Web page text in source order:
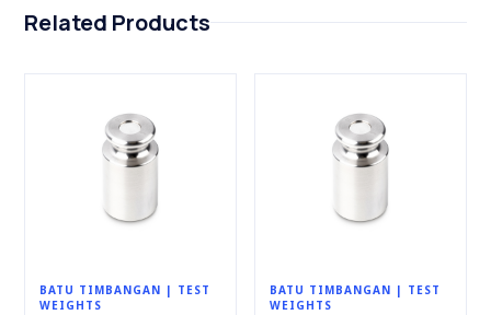
Related Products
BATU TIMBANGAN | TEST
WEIGHTS
BATU TIMBANGAN | TEST
WEIGHTS